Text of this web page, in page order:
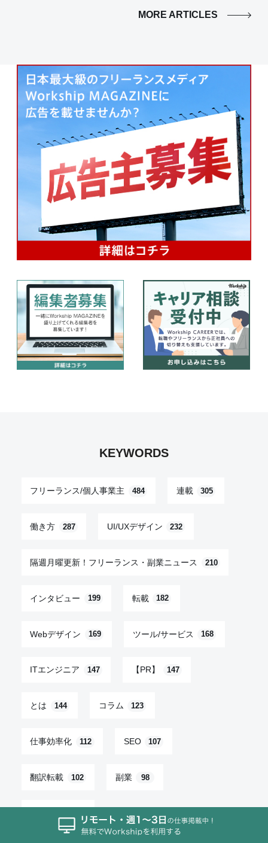
MORE ARTICLES
KEYWORDS
フリーランス/個人事業主 484 連載 305
働き方 287 UI/UXデザイン 232
隔週月曜更新！フリーランス・副業ニュース 210
インタビュー 199 転載 182
Webデザイン 169 ツール/サービス 168
ITエンジニア 147 【PR】 147
とは 144 コラム 123
仕事効率化 112 SEO 107
翻訳転載 102 副業 98